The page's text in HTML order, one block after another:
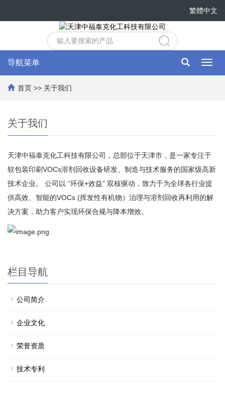
繁體中文
导航菜单
首页 >> 关于我们
关于我们
天津中福泰克化工科技有限公司，总部位于天津市，是一家专注于
软包装印刷VOCs溶剂回收设备研发、制造与技术服务的国家级高新
技术企业。 公司以 “环保+效益” 双核驱动，致力于为全球各行业提
供高效、智能的VOCs (挥发性有机物）治理与溶剂回收再利用的解
决方案，助力客户实现环保合规与降本增效。
栏目导航
公司简介
企业文化
荣誉资质
技术专利